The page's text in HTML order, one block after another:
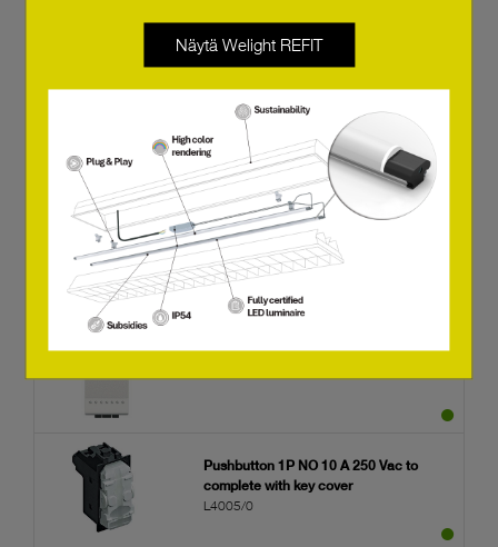
L4003/0
Switch 2P 16A 250 Vac - anthracite
Pushbutton double (1P/NO)+(1P/NO)
interlocked 10A 250 Vac - anthracite
L4037
Pushbutton 1P NO 10 A 250 Vac to
complete with key cover
L4005/0
Näytä Welight REFIT